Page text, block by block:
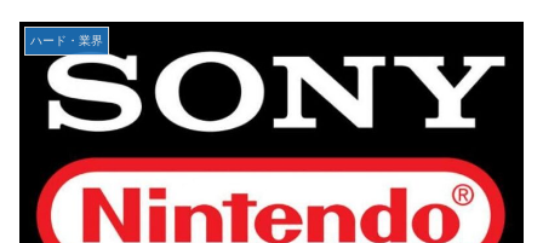
【速報】北海道江別大学生殺人事件、主犯格の川口被告(19)
に無期懲役の判決←これ、妥当だと思う？？？？？？
【悲報】女さん、歩行者を轢いた挙句、道路に倒れてどえら
いことになってしまうw w w w w w w
海外「日本は戦勝国なんだよ」 戦後の日本人の特別な生き
様に各国から称賛の声
【画像】居酒屋さん、6人で長居して会計4939円しか使わな
【速報】ひろゆき、離婚wwwwww
【放送事故】フジテレビ、女子大生を大量投入して闇深エロ
番組ｗｗｗｗ
【艦これ】でもイベントのたびに思うんだ 空母機動部隊っ
てクソだわ！
【艦これ】ひみつの通り道 他
ハード・業界